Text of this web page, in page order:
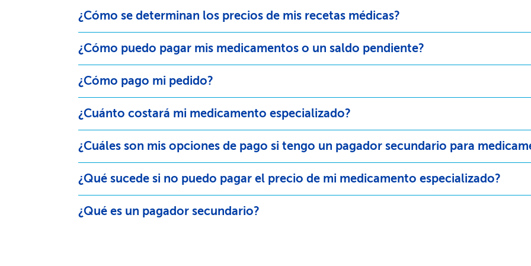
¿Cómo se determinan los precios de mis recetas médicas?​​
¿Cómo puedo pagar mis medicamentos o un saldo pendiente?​​
¿Cómo pago mi pedido?​​
¿Cuánto costará mi medicamento especializado?​​
¿Cuáles son mis opciones de pago si tengo un pagador secundario para
¿Qué sucede si no puedo pagar el precio de mi medicamento especializado?​​
¿Qué es un pagador secundario?​​